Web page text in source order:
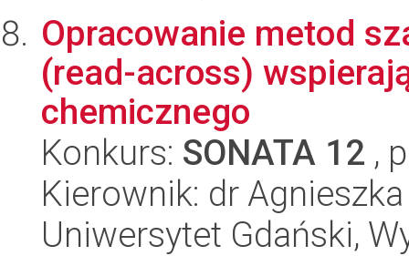
Opracowanie metod
(read-across)
chemicznego
Konkurs: SONATA 12 ,
Kierownik: dr
Uniwersytet Gdański,